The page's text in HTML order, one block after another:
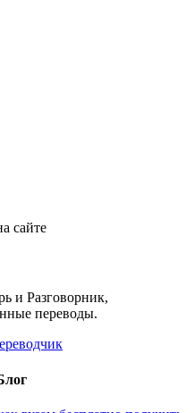
сайте
и Разговорник,
переводы.